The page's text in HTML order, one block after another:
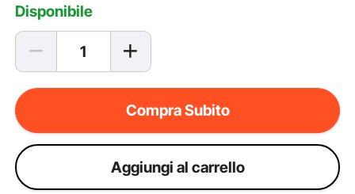
Disponibile
Compra Subito
Aggiungi al carrello